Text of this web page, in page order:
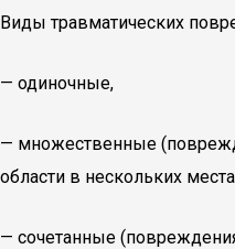
Виды травматических
— одиночные,
— множественные
области в нескольких
— сочетанные